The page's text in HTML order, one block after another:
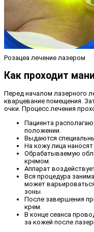
Розацеа лечение лазером
Как проходит
Перед началом лазерного
кварцевание помещения.
очки. Процесс лечения
Пациента
положении.
Выдаются
На кожу лица
Обрабатываемую
кремом.
Аппарат
Вся процедура
может
зоны.
После завершения
крем.
В конце сеанса
за кожей после